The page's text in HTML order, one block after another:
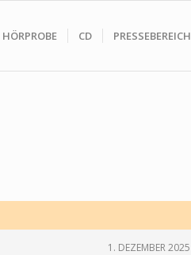
HÖRPROBE CD PRESSEBEREICH
1. DEZEMBER